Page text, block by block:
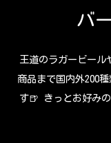
バー
王道のラガービール
商品まで国内外200
す🍺 きっとお好み